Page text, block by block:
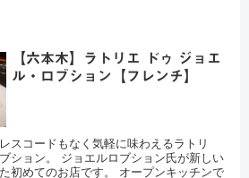
【六本木】ラトリエ ドゥ ジョエ
ル・ロブション【フレンチ】
スコードもなく気軽に味わえるラトリ
ション。 ジョエルロブション氏が新しい
初めてのお店です。 オープンキッチンで